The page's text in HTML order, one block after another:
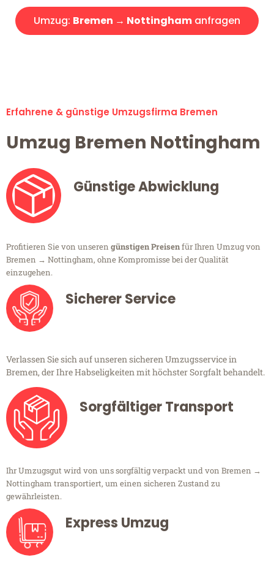
Umzug: Bremen → Nottingham anfragen
Erfahrene & günstige Umzugsfirma Bremen
Umzug Bremen Nottingham
Günstige Abwicklung
Profitieren Sie von unseren günstigen Preisenfür Ihren Umzug von
Bremen → Nottingham, ohne Kompromisse bei der Qualität
einzugehen.
Sicherer Service
Verlassen Sie sich auf unseren sicheren Umzugsservice in
Bremen, der Ihre Habseligkeiten mit höchster Sorgfalt behandelt.
Sorgfältiger Transport
Ihr Umzugsgut wird von uns sorgfältig verpackt und von Bremen →
Nottingham transportiert, um einen sicheren Zustand zu
gewährleisten.
Express Umzug